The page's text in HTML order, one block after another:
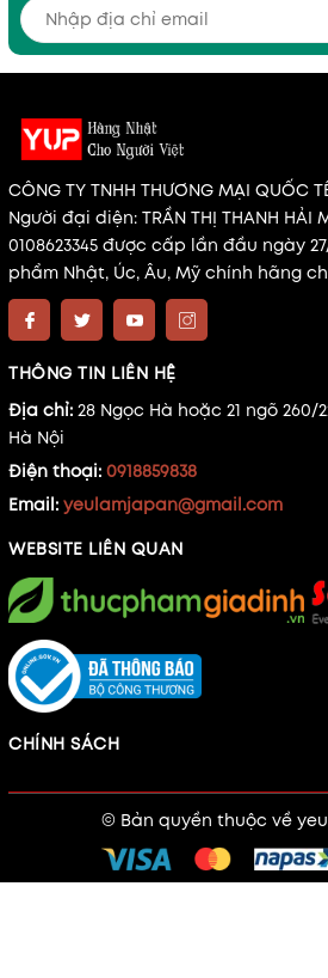
CÔNG TY TNHH THƯƠNG MẠI QUỐC
Người đại diện: TRẦN THỊ THANH HẢI
0108623345 được cấp lần đầu ngày
phẩm Nhật, Úc, Âu, Mỹ chính hãng
THÔNG TIN LIÊN HỆ
Địa chỉ: 28 Ngọc Hà hoặc 21 ngõ 260/
Hà Nội
Điện thoại: 0918859838
Email: yeulamjapan@gmail.com
WEBSITE LIÊN QUAN
CHÍNH SÁCH
© Bản quyền thuộc về